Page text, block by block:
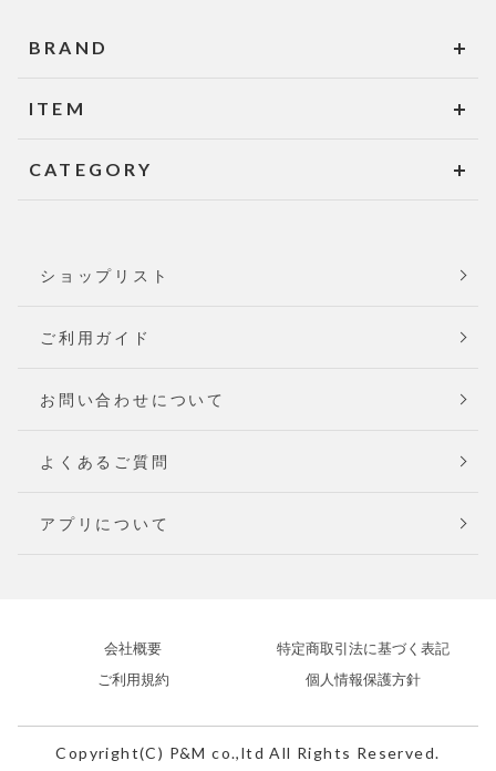
BRAND
ITEM
CATEGORY
ショップリスト
ご利用ガイド
お問い合わせについて
よくあるご質問
アプリについて
会社概要
特定商取引法に基づく表記
ご利用規約
個人情報保護方針
Copyright(C) P&M co.,ltd All Rights Reserved.